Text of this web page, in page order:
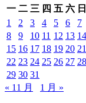
一 二 三 四 五 六 日
1
2 3 4 5 6
7
8
9 10 11 12 13 14
15 16 17 18 19 20 21
22 23 24 25 26 27 28
29 30 31
« 11 月
1 月 »